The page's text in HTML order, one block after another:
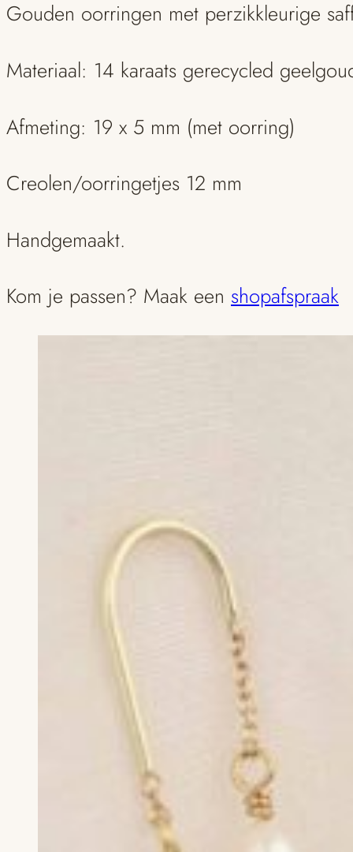
Gouden oorringen met perzikkleurige
Materiaal: 14 karaats gerecycled
Afmeting: 19 x 5 mm (met oorring)
Creolen/oorringetjes 12 mm
Handgemaakt.
Kom je passen? Maak een shopafspraak